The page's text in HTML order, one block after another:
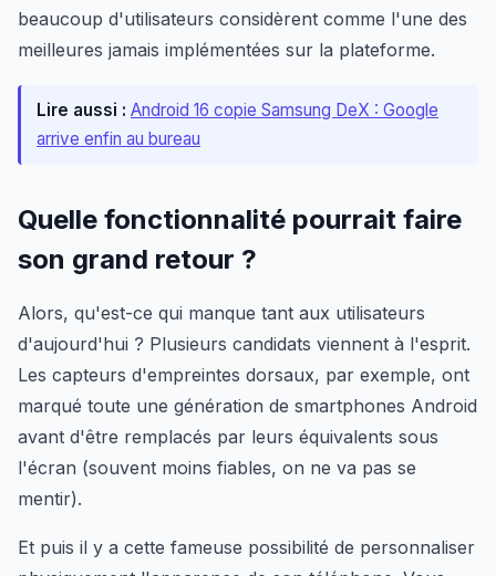
beaucoup d'utilisateurs considèrent comme l'une des
meilleures jamais implémentées sur la plateforme.
Lire aussi : Android 16 copie Samsung DeX : Google
arrive enfin au bureau
Quelle fonctionnalité pourrait faire
son grand retour ?
Alors, qu'est-ce qui manque tant aux utilisateurs
d'aujourd'hui ? Plusieurs candidats viennent à l'esprit.
Les capteurs d'empreintes dorsaux, par exemple, ont
marqué toute une génération de smartphones Android
avant d'être remplacés par leurs équivalents sous
l'écran (souvent moins fiables, on ne va pas se
mentir).
Et puis il y a cette fameuse possibilité de personnaliser